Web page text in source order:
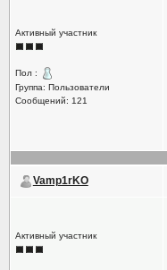
Активный участник
Пол :
Группа: Пользователи
Сообщений: 121
Vamp1rKO
Активный участник